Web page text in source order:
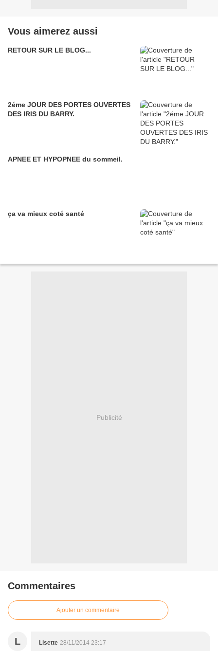
Vous aimerez aussi
RETOUR SUR LE BLOG...
2éme JOUR DES PORTES OUVERTES
DES IRIS DU BARRY.
APNEE ET HYPOPNEE du sommeil.
ça va mieux coté santé
Publicité
Commentaires
Ajouter un commentaire
L Lisette 28/11/2014 23:17